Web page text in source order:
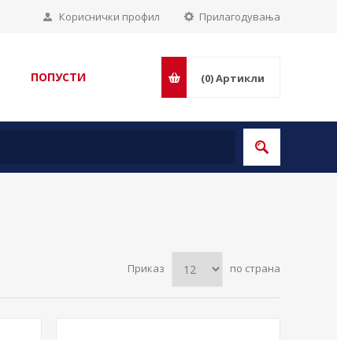
Прилагодувања
Кориснички профил
ПОПУСТИ (0)Артикли
Приказ по страна